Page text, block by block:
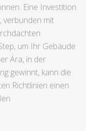
Eine Investition
verbunden mit
um Ihr Gebäude
Ära, in der
gewinnt, kann die
Richtlinien einen